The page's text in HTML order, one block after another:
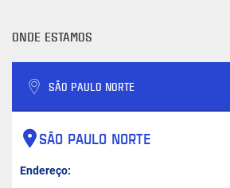
ONDE ESTAMOS
SÃO PAULO NORTE
SÃO PAULO NORTE
Endereço: